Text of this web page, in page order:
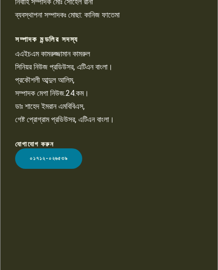
৯
চাঁদাবাজি ও হয়রানির অভিযোগ
১০
LOGO
ব্যবস্থাপনা সম্পাদকঃ মোছা: কানিজ ফাতেমা
সম্পাদক মন্ডলির সদস্য
এএইচএম কামরুজ্জামান কামরুল
সিনিয়র নিউজ প্রডিউসর, এটিএন বাংলা।
প্রকৌশলী আব্দুল আলিম,
সম্পাদক মেগা নিউজ.24.কম।
ডাঃ শাহেদ ইমরান এমবিবিএস,
গেষ্ট প্রোগ্রাম প্রডিউসর, এটিএন বাংলা।
যোগাযোগ করুন
০১৭১২-০২৬৫৩৯